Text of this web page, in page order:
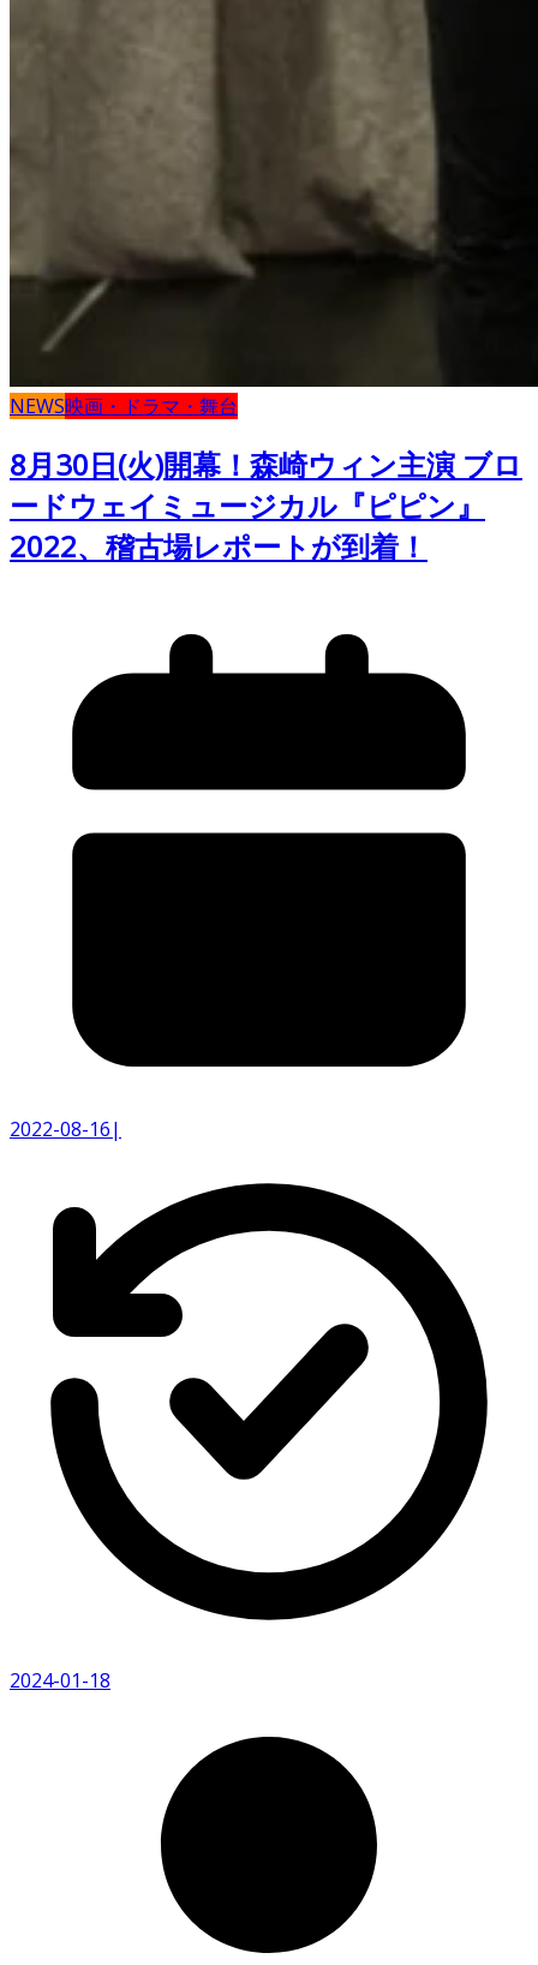
NEWS映画・ドラマ・舞台
8月30日(火)開幕！森崎ウィン主演 ブロ
ードウェイミュージカル『ピピン』
2022、稽古場レポートが到着！
2022-08-16|
2024-01-18